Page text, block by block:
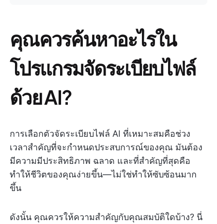
คุณควรค้นหาอะไรใน
โปรแกรมจัดระเบียบไฟล์
ด้วย AI?
การเลือกตัวจัดระเบียบไฟล์ AI ที่เหมาะสมคือช่วง
เวลาสำคัญที่จะกำหนดประสบการณ์ของคุณ มันต้อง
มีความมีประสิทธิภาพ ฉลาด และที่สำคัญที่สุดคือ
ทำให้ชีวิตของคุณง่ายขึ้น—ไม่ใช่ทำให้ซับซ้อนมาก
ขึ้น
ดังนั้น คุณควรให้ความสำคัญกับคุณสมบัติใดบ้าง? นี่